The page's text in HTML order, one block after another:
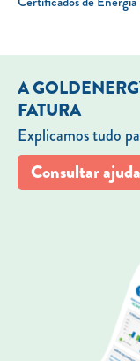
A
FATURA
Explicamos tudo
Consultar ajuda